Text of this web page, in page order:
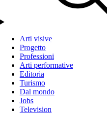
Arti visive
Progetto
Professioni
Arti performative
Editoria
Turismo
Dal mondo
Jobs
Television